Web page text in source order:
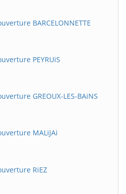
BARCELONNETTE
PEYRUiS
GREOUX-LES-BAiNS
MALiJAi
RiEZ